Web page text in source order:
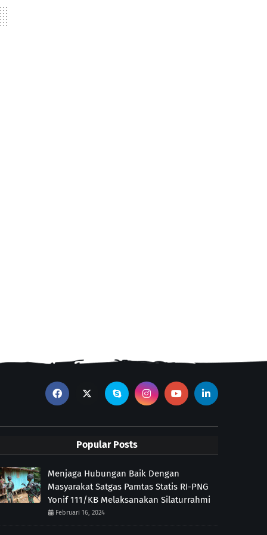
Popular Posts
Menjaga Hubungan Baik Dengan
Masyarakat Satgas Pamtas Statis RI-PNG
Yonif 111/KB Melaksanakan Silaturrahmi
Februari 16, 2024